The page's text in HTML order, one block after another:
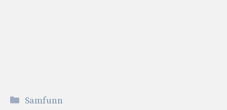
Kategorier
Samfunn